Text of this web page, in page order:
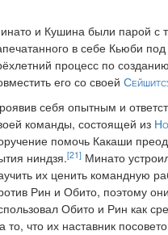
и Кушина были парой с
в себе Кьюби
процесс по созданию
его со своей
себя опытным и
команды, состоящей из
помочь Какаши
ниндзя.[21]Минато
их ценить командную
Рин и Обито, поэтому
Обито и Рин как
то, что их наставник